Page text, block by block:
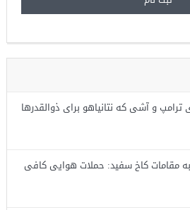
و آشی که نتانیاهو برای ذوالقدرها
به مقامات کاخ سفید: حملات هوایی کافی